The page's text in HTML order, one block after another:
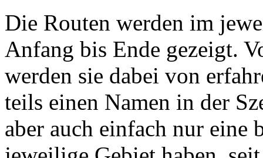
Die Routen werden im
Anfang bis Ende gezeigt.
werden sie dabei von
teils einen Namen in der
aber auch einfach nur eine